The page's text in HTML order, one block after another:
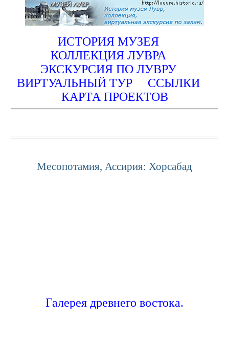
ИСТОРИЯ МУЗЕЯ
КОЛЛЕКЦИЯ ЛУВРА
ЭКСКУРСИЯ ПО ЛУВРУ
ВИРТУАЛЬНЫЙ ТУР
ССЫЛКИ
КАРТА ПРОЕКТОВ
Месопотамия, Ассирия: Хорсабад
Галерея древнего востока.